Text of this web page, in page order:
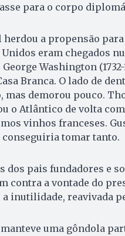
para o corpo
a propensão
eram chegados
Washington
Branca. O lado de
demorou pouco.
o Atlântico de volta
vinhos franceses.
tomar tanto.
dos pais fundadores e
contra a vontade do
a inutilidade, reavivada
uma gôndola